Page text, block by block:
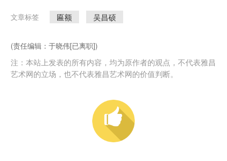
文章标签 匾额 吴昌硕
(责任编辑：于晓伟[已离职])
注：本站上发表的所有内容，均为原作者的观点，不代表雅昌
艺术网的立场，也不代表雅昌艺术网的价值判断。